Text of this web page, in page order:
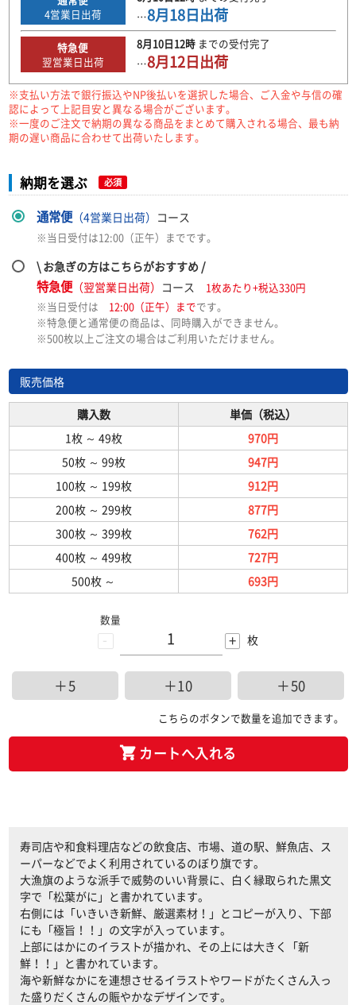
4営業日出荷
…8月18日出荷
特急便
翌営業日出荷
8月10日12時までの受付完了
…8月12日出荷
※支払い方法で銀行振込やNP後払いを選択した場合、ご入金や与信の確
認によって上記目安と異なる場合がございます。
※一度のご注文で納期の異なる商品をまとめて購入される場合、最も納
期の遅い商品に合わせて出荷いたします。
納期を選ぶ 必須
通常便（4営業日出荷） コース
※当日受付は12:00（正午）までです。
\ お急ぎの方はこちらがおすすめ /
特急便（翌営業日出荷） コース
1枚あたり+税込330円
※当日受付は 12:00（正午）までです。
※特急便と通常便の商品は、同時購入ができません。
※500枚以上ご注文の場合はご利用いただけません。
販売価格
購入数
単価（税込）
1枚 ～ 49枚
970円
50枚 ～ 99枚
947円
100枚 ～ 199枚
912円
200枚 ～ 299枚
877円
300枚 ～ 399枚
762円
400枚 ～ 499枚
727円
500枚 ～ 693円
-
数量
+ 枚
＋5 ＋10 ＋50
こちらのボタンで数量を追加できます。
カートへ入れる
寿司店や和食料理店などの飲食店、市場、道の駅、鮮魚店、ス
ーパーなどでよく利用されているのぼり旗です。
大漁旗のような派手で威勢のいい背景に、白く縁取られた黒文
字で「松葉がに」と書かれています。
右側には「いきいき新鮮、厳選素材！」とコピーが入り、下部
にも「極旨！！」の文字が入っています。
上部にはかにのイラストが描かれ、その上には大きく「新
鮮！！」と書かれています。
海や新鮮なかにを連想させるイラストやワードがたくさん入っ
た盛りだくさんの賑やかなデザインです。